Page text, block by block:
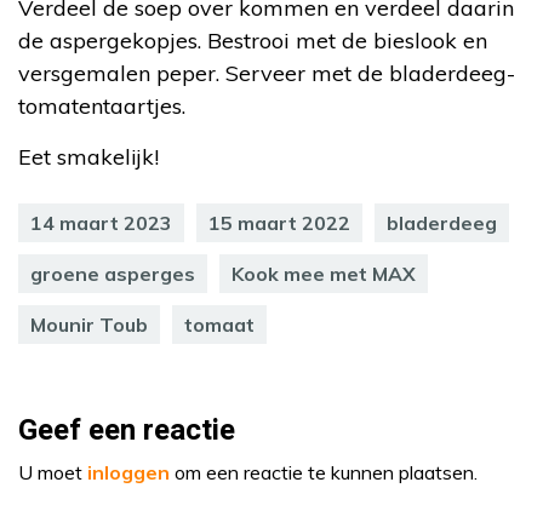
Verdeel de soep over kommen en verdeel daarin
de aspergekopjes. Bestrooi met de bieslook en
versgemalen peper. Serveer met de bladerdeeg-
tomatentaartjes.
Eet smakelijk!
14 maart 2023 15 maart 2022 bladerdeeg
groene asperges Kook mee met MAX
Mounir Toub tomaat
Geef een reactie
U moet inloggen om een reactie te kunnen plaatsen.